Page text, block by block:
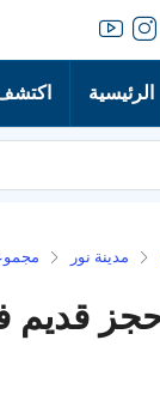
الرئيسية
مدينة نور